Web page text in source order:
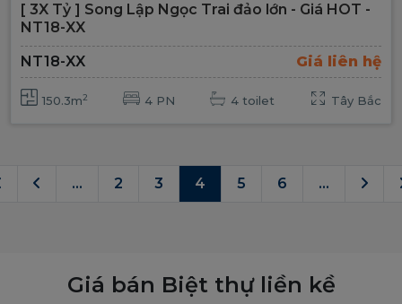
[ 3X Tỷ ] Song Lập Ngọc Trai đảo lớn - Giá HOT -
NT18-XX
NT18-XX
Giá liên hệ
150.3m2 4 PN 4 toilet Tây Bắc
... 2 3 4 5 6 ...
Giá bán Biệt thự liền kề